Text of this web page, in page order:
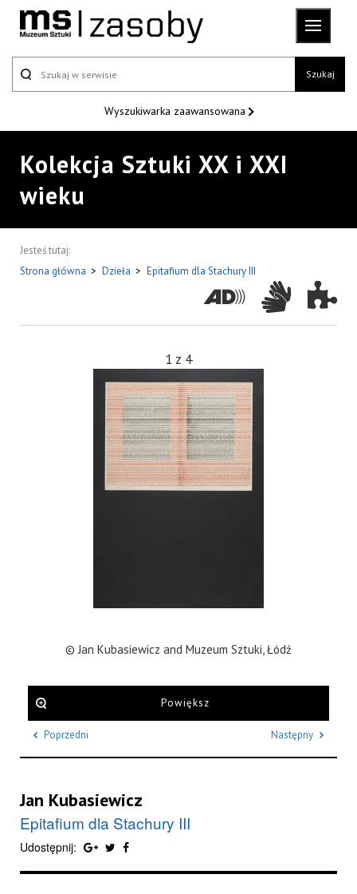
Szukaj
Wyszukiwarka zaawansowana
Kolekcja Sztuki XX i XXI
wieku
Jesteś tutaj:
Strona główna > Dzieła > Epitafium dla Stachury III
1 z 4
© Jan Kubasiewicz and Muzeum Sztuki, Łódź
Powiększ
Poprzedni Następny
Jan Kubasiewicz
Epitafium dla Stachury III
Udostępnij: